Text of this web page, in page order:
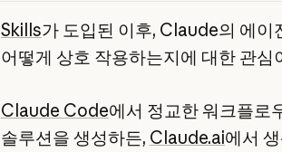
Skills가 도입된 이후, Claude의 에
어떻게 상호 작용하는지에 대한 관심
Claude Code에서 정교한 워크플로
솔루션을 생성하든, Claude.ai에서